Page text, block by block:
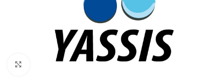
Click to enlarge